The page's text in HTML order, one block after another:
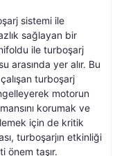
sistemi ile
sağlayan bir
ile turboşarj
arasında yer alır. Bu
turboşarj
motorun
korumak ve
için de kritik
turboşarjın etkinliği
önem taşır.